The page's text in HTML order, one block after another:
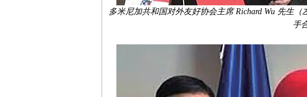
多米尼加共和国对外友好协会主席 Richard Wu 先生
手